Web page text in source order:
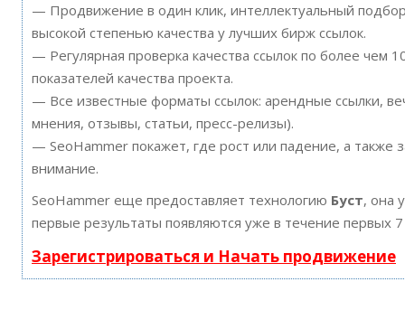
— Продвижение в один клик, интеллектуальный
высокой степенью качества у лучших бирж ссылок.
— Регулярная проверка качества ссылок по более чем
показателей качества проекта.
— Все известные форматы ссылок: арендные ссылки,
мнения, отзывы, статьи, пресс-релизы).
— SeoHammer покажет, где рост или падение, а также
внимание.
SeoHammer еще предоставляет технологию Буст, она
первые результаты появляются уже в течение первых
Зарегистрироваться и Начать продвижение